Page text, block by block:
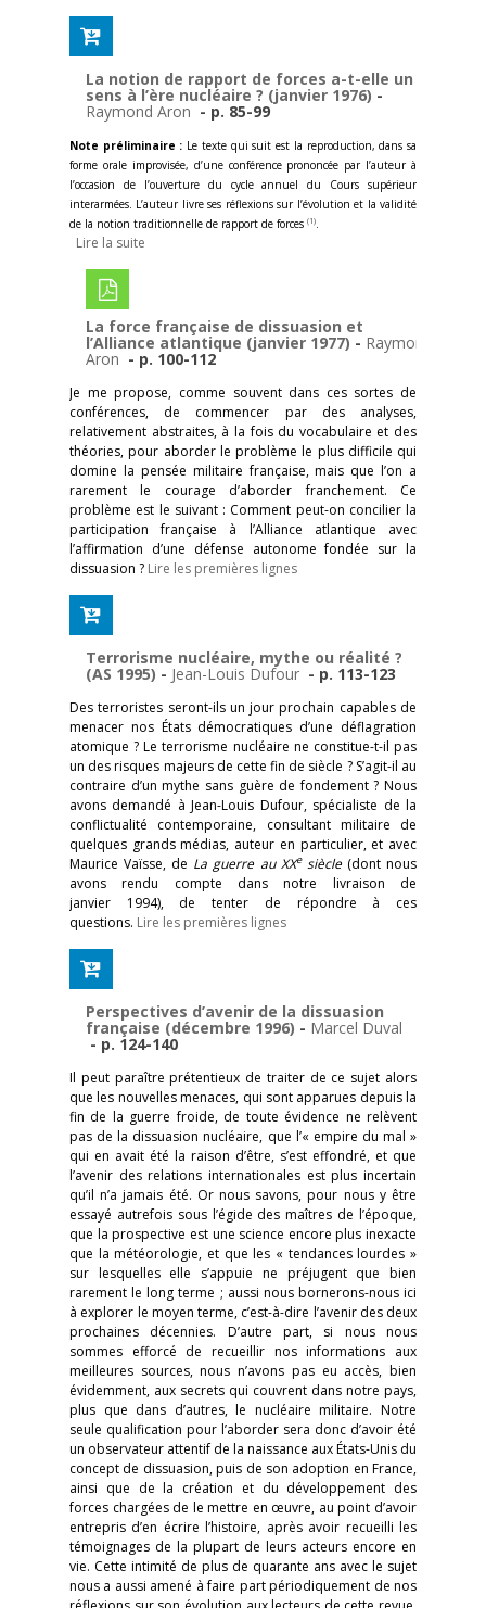
La notion de rapport de forces a-t-elle un
sens à l’ère nucléaire ? (janvier 1976) -
Raymond Aron - p. 85-99
Note préliminaire : Le texte qui suit est la reproduction, dans sa
forme orale improvisée, d’une conférence prononcée par l’auteur à
l’occasion de l’ouverture du cycle annuel du Cours supérieur
interarmées. L’auteur livre ses réflexions sur l’évolution et la validité
de la notion traditionnelle de rapport de forces (1)
Lire la suite
La force française de dissuasion et
l’Alliance atlantique (janvier 1977) - Raymond
Aron - p. 100-112
Je me propose, comme souvent dans ces sortes de
conférences, de commencer par des analyses,
relativement abstraites, à la fois du vocabulaire et des
théories, pour aborder le problème le plus difficile qui
domine la pensée militaire française, mais que l’on a
rarement le courage d’aborder franchement. Ce
problème est le suivant : Comment peut-on concilier la
participation française à l’Alliance atlantique avec
l’affirmation d’une défense autonome fondée sur la
dissuasion ? Lire les premières lignes
Terrorisme nucléaire, mythe ou réalité ?
(AS 1995) - Jean-Louis Dufour - p. 113-123
Des terroristes seront-ils un jour prochain capables de
menacer nos États démocratiques d’une déflagration
atomique ? Le terrorisme nucléaire ne constitue-t-il pas
un des risques majeurs de cette fin de siècle ? S’agit-il au
contraire d’un mythe sans guère de fondement ? Nous
avons demandé à Jean-Louis Dufour, spécialiste de la
conflictualité contemporaine, consultant militaire de
quelques grands médias, auteur en particulier, et avec
Maurice Vaïsse, de La guerre au XXesiècle(dont nous
avons rendu compte dans notre livraison de
janvier 1994), de tenter de répondre à ces
questions. Lire les premières lignes
Perspectives d’avenir de la dissuasion
française (décembre 1996) - Marcel Duval
- p. 124-140
Il peut paraître prétentieux de traiter de ce sujet alors
que les nouvelles menaces, qui sont apparues depuis la
fin de la guerre froide, de toute évidence ne relèvent
pas de la dissuasion nucléaire, que l’« empire du mal »
qui en avait été la raison d’être, s’est effondré, et que
l’avenir des relations internationales est plus incertain
qu’il n’a jamais été. Or nous savons, pour nous y être
essayé autrefois sous l’égide des maîtres de l’époque,
que la prospective est une science encore plus inexacte
que la météorologie, et que les « tendances lourdes »
sur lesquelles elle s’appuie ne préjugent que bien
rarement le long terme ; aussi nous bornerons-nous ici
à explorer le moyen terme, c’est-à-dire l’avenir des deux
prochaines décennies. D’autre part, si nous nous
sommes efforcé de recueillir nos informations aux
meilleures sources, nous n’avons pas eu accès, bien
évidemment, aux secrets qui couvrent dans notre pays,
plus que dans d’autres, le nucléaire militaire. Notre
seule qualification pour l’aborder sera donc d’avoir été
un observateur attentif de la naissance aux États-Unis du
concept de dissuasion, puis de son adoption en France,
ainsi que de la création et du développement des
forces chargées de le mettre en œuvre, au point d’avoir
entrepris d’en écrire l’histoire, après avoir recueilli les
témoignages de la plupart de leurs acteurs encore en
vie. Cette intimité de plus de quarante ans avec le sujet
nous a aussi amené à faire part périodiquement de nos